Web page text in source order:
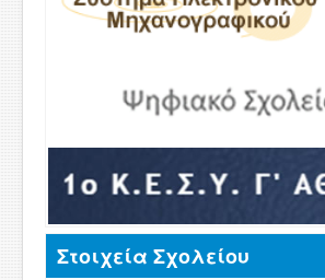
Στοιχεία Σχολείου